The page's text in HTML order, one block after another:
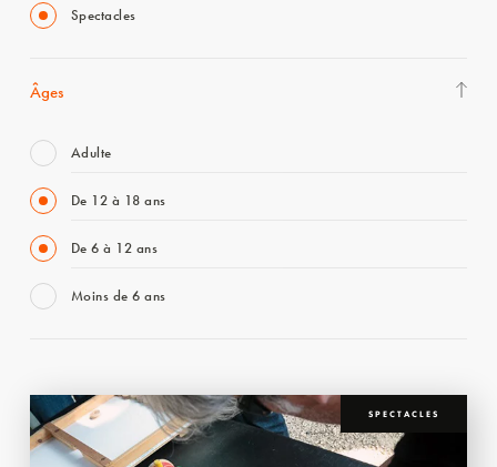
Spectacles
Âges
Adulte
De 12 à 18 ans
De 6 à 12 ans
Moins de 6 ans
SPECTACLES